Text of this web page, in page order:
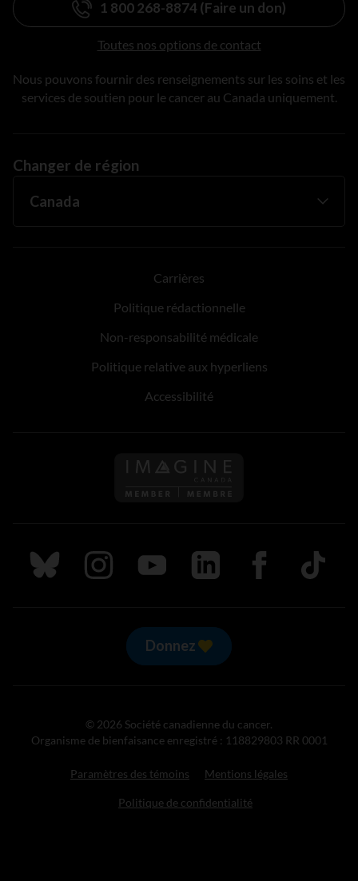
1 800 268-8874 (Faire un don)
Toutes nos options de contact
Nous pouvons fournir des renseignements sur les soins et les
services de soutien pour le cancer au Canada uniquement.
Changer de région
Carrières
Politique rédactionnelle
Non-responsabilité médicale
Politique relative aux hyperliens
Accessibilité
Suivez nous sur Bluesky
Suivez nous sur Instagram
Suivez nous sur Youtube
Suivez nous sur LinkedIn
Suivez nous sur
TikTok
Donnez
© 2026 Société canadienne du cancer.
Organisme de bienfaisance enregistré : 118829803 RR 0001
Paramètres des témoins Mentions légales
Politique de confidentialité